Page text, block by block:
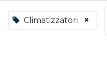
Climatizzatori ×